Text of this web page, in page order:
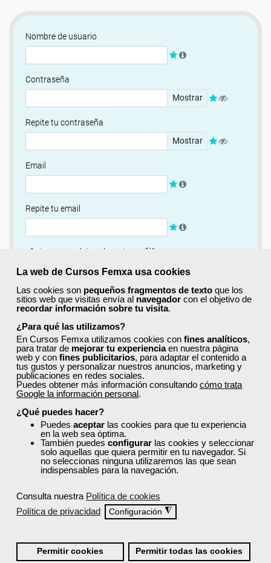
La web de Cursos Femxa usa cookies
Las cookies son pequeños fragmentos de texto que los
sitios web que visitas envía al navegador con el objetivo de
recordar información sobre tu visita.
¿Para qué las utilizamos?
En Cursos Femxa utilizamos cookies con fines analíticos,
para tratar de mejorar tu experienciaen nuestra página
web y con fines publicitarios, para adaptar el contenido a
tus gustos y personalizar nuestros anuncios, marketing y
publicaciones en redes sociales.
Puedes obtener más información consultando cómo trata
Google la información personal.
¿Qué puedes hacer?
Puedes aceptar las cookies para que tu experiencia
en la web sea óptima.
También puedes configurar las cookies y seleccionar
solo aquellas que quiera permitir en tu navegador. Si
no seleccionas ninguna utilizaremos las que sean
indispensables para la navegación.
Consulta nuestra Política de cookies
Política de privacidad
Configuración ◮
Permitir cookies Permitir todas las cookies
Nombre de usuario
Contraseña
Mostrar
Repite tu contraseña
Mostrar
Email
Repite tu email
¿Quieres completar ahora tu perfil?
Si
No, completaré mi perfil más adelante
Newsletter
Si, quiero recibir información sobre cursos, ofertas
exclusivas y recursos para el aprendizaje.
Términos y condiciones
He leído y acepto la Política de Privacidad
Registrarse
Quiénes Somos:
Especialistas en consultoría y formación para el empleo
Nuestro objetivo diario es, única y exclusivamente, ayudarte a
conseguir tus metas profesionales ofreciéndote los mejores